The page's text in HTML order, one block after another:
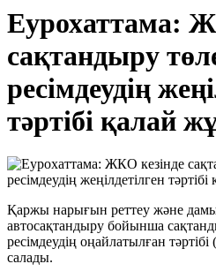
Еурохаттама:
сақтандыру
ресімдеудің
тәртібі қалай
Қаржы нарығын реттеу және
автосақтандыру бойынша
ресімдеудің оңайлатылған
салады.